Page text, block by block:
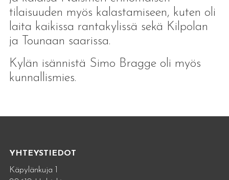
tilaisuuden myös kalastamiseen, kuten oli
laita kaikissa rantakylissä sekä Kilpolan
ja Tounaan saarissa.
Kylän isännistä Simo Bragge oli myös
kunnallismies.
YHTEYSTIEDOT
Käpylänkuja 1